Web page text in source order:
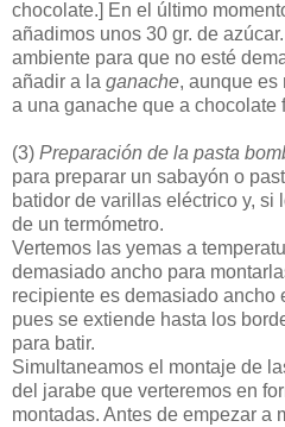
chocolate.] En el último
añadimos unos 30 gr. de
ambiente para que no esté
añadir a la ganache, aunque es
a una ganache que a chocolate
(3) Preparación de la pasta
para preparar un sabayón o
batidor de varillas eléctrico y, si
de un termómetro.
Vertemos las yemas a
demasiado ancho para
recipiente es demasiado ancho
pues se extiende hasta los
para batir.
Simultaneamos el montaje de
del jarabe que verteremos en
montadas. Antes de empezar a